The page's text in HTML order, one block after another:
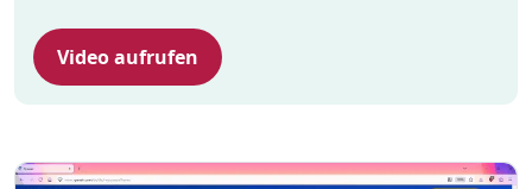
Video aufrufen